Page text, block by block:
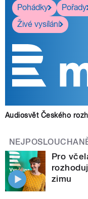
Pohádky
Pořady
Živé vysílání
Audiosvět Českého
Pro
zimu